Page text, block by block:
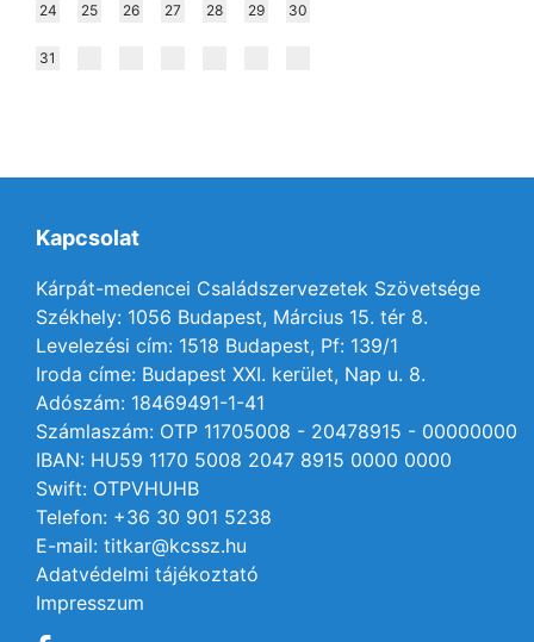
24 25 26 27 28 29 30
31
Kapcsolat
Kárpát-medencei Családszervezetek Szövetsége
Székhely: 1056 Budapest, Március 15. tér 8.
Levelezési cím: 1518 Budapest, Pf: 139/1
Iroda címe: Budapest XXI. kerület, Nap u. 8.
Adószám: 18469491-1-41
Számlaszám: OTP 11705008 - 20478915 - 00000000
IBAN: HU59 1170 5008 2047 8915 0000 0000
Swift: OTPVHUHB
Telefon: +36 30 901 5238
E-mail: titkar@kcssz.hu
Adatvédelmi tájékoztató
Impresszum